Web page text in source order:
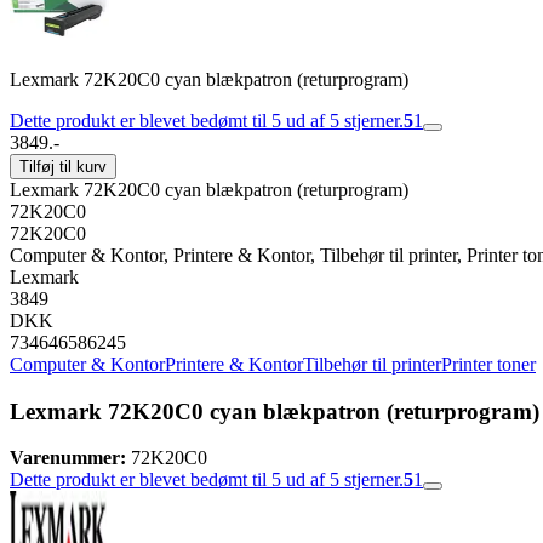
Lexmark 72K20C0 cyan blækpatron (returprogram)
Dette produkt er blevet bedømt til 5 ud af 5 stjerner.51
3849.-
Tilføj til kurv
Lexmark 72K20C0 cyan blækpatron (returprogram)
72K20C0
72K20C0
Computer & Kontor, Printere & Kontor, Tilbehør til printer, Printer
Lexmark
3849
DKK
734646586245
Computer & KontorPrintere & KontorTilbehør til printerPrinter toner
Lexmark 72K20C0 cyan blækpatron (returprogram)
Varenummer: 72K20C0
Dette produkt er blevet bedømt til 5 ud af 5 stjerner.51